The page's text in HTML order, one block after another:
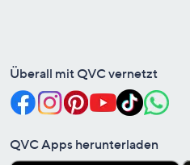
Überall mit QVC vernetzt
QVC Apps herunterladen